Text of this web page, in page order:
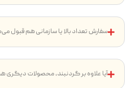
سفارش تعداد بالا یا سازمانی هم قبول
آیا علاوه بر گردنبند، محصولات دیگری